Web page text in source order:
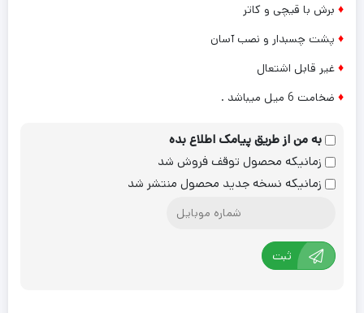
♦ برش با قیچی و کاتر
♦ پشت چسبدار و نصب آسان
♦ غیر قابل اشتعال
♦ ضخامت 6 میل میباشد .
به من از طریق پیامک اطلاع بده
زمانیکه محصول توقف فروش شد
زمانیکه نسخه جدید محصول منتشر شد
ثبت